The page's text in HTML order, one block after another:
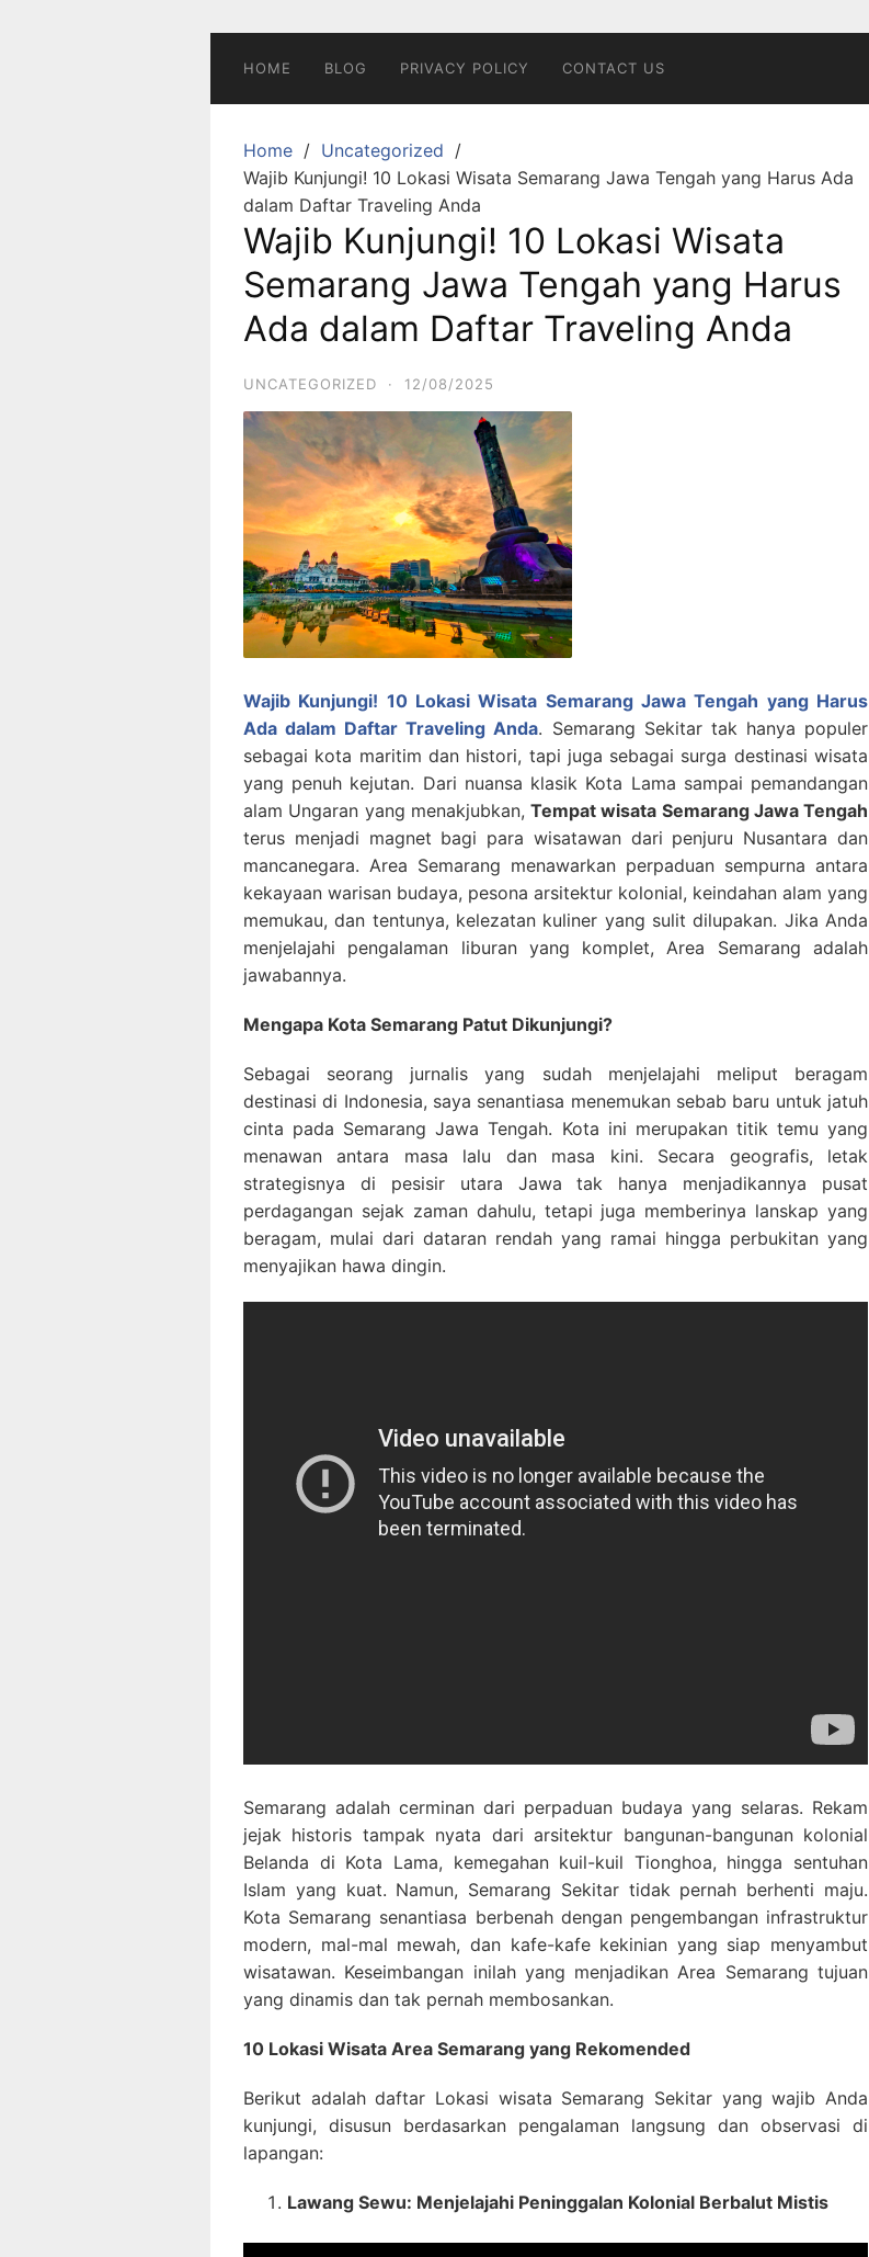
HOME BLOG PRIVACY POLICY CONTACT US
Home
Uncategorized
Wajib Kunjungi! 10 Lokasi Wisata Semarang Jawa Tengah yang Harus Ada
dalam Daftar Traveling Anda
Wajib Kunjungi! 10 Lokasi Wisata
Semarang Jawa Tengah yang Harus
Ada dalam Daftar Traveling Anda
UNCATEGORIZED · 12/08/2025
Wajib Kunjungi! 10 Lokasi Wisata Semarang Jawa Tengah yang Harus
Ada dalam Daftar Traveling Anda. Semarang Sekitar tak hanya populer
sebagai kota maritim dan histori, tapi juga sebagai surga destinasi wisata
yang penuh kejutan. Dari nuansa klasik Kota Lama sampai pemandangan
alam Ungaran yang menakjubkan, Tempat wisata Semarang Jawa Tengah
terus menjadi magnet bagi para wisatawan dari penjuru Nusantara dan
mancanegara. Area Semarang menawarkan perpaduan sempurna antara
kekayaan warisan budaya, pesona arsitektur kolonial, keindahan alam yang
memukau, dan tentunya, kelezatan kuliner yang sulit dilupakan. Jika Anda
menjelajahi pengalaman liburan yang komplet, Area Semarang adalah
jawabannya.
Mengapa Kota Semarang Patut Dikunjungi?
Sebagai seorang jurnalis yang sudah menjelajahi meliput beragam
destinasi di Indonesia, saya senantiasa menemukan sebab baru untuk jatuh
cinta pada Semarang Jawa Tengah. Kota ini merupakan titik temu yang
menawan antara masa lalu dan masa kini. Secara geografis, letak
strategisnya di pesisir utara Jawa tak hanya menjadikannya pusat
perdagangan sejak zaman dahulu, tetapi juga memberinya lanskap yang
beragam, mulai dari dataran rendah yang ramai hingga perbukitan yang
menyajikan hawa dingin.
Semarang adalah cerminan dari perpaduan budaya yang selaras. Rekam
jejak historis tampak nyata dari arsitektur bangunan-bangunan kolonial
Belanda di Kota Lama, kemegahan kuil-kuil Tionghoa, hingga sentuhan
Islam yang kuat. Namun, Semarang Sekitar tidak pernah berhenti maju.
Kota Semarang senantiasa berbenah dengan pengembangan infrastruktur
modern, mal-mal mewah, dan kafe-kafe kekinian yang siap menyambut
wisatawan. Keseimbangan inilah yang menjadikan Area Semarang tujuan
yang dinamis dan tak pernah membosankan.
10 Lokasi Wisata Area Semarang yang Rekomended
Berikut adalah daftar Lokasi wisata Semarang Sekitar yang wajib Anda
kunjungi, disusun berdasarkan pengalaman langsung dan observasi di
lapangan:
Lawang Sewu: Menjelajahi Peninggalan Kolonial Berbalut Mistis